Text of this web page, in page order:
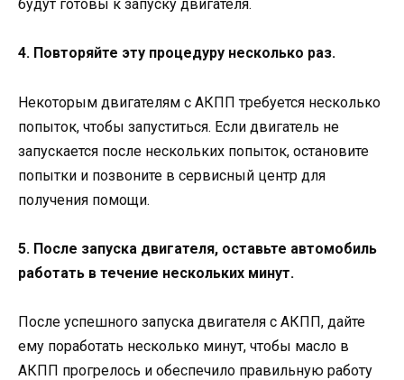
будут готовы к запуску двигателя.
4. Повторяйте эту процедуру несколько раз.
Некоторым двигателям с АКПП требуется несколько
попыток, чтобы запуститься. Если двигатель не
запускается после нескольких попыток, остановите
попытки и позвоните в сервисный центр для
получения помощи.
5. После запуска двигателя, оставьте автомобиль
работать в течение нескольких минут.
После успешного запуска двигателя с АКПП, дайте
ему поработать несколько минут, чтобы масло в
АКПП прогрелось и обеспечило правильную работу